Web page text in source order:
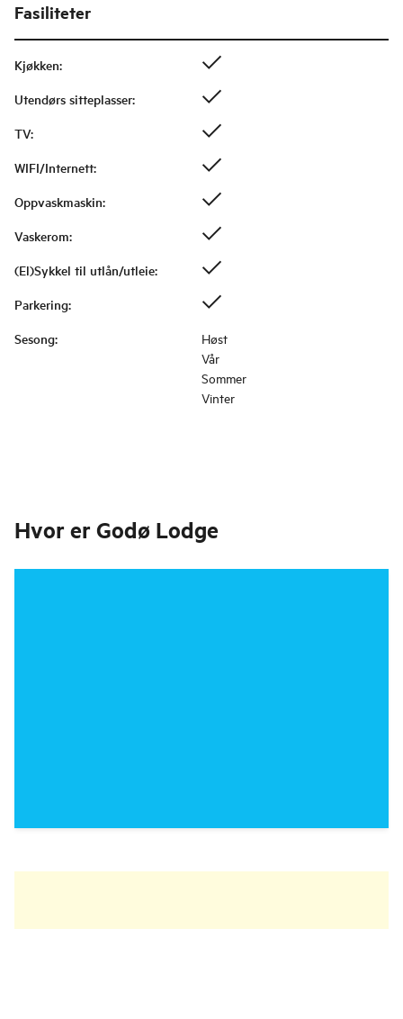
Fasiliteter
Kjøkken:
Utendørs sitteplasser:
TV:
WIFI/Internett:
Oppvaskmaskin:
Vaskerom:
(El)Sykkel til utlån/utleie:
Parkering:
Sesong:
Høst
Vår
Sommer
Vinter
Hvor er Godø Lodge